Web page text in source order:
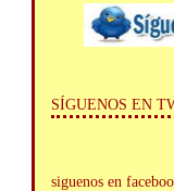
SÍGUENOS EN
siguenos en